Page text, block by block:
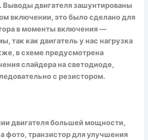
Выводы двигателя зашунтированы
включении, это было сделано для
в моменты включения —
так как двигатель у нас нагрузка
в схеме предусмотрена
слайдера на светодиоде,
с резистором.
двигателя большей мощности,
фото, транзистор для улучшения